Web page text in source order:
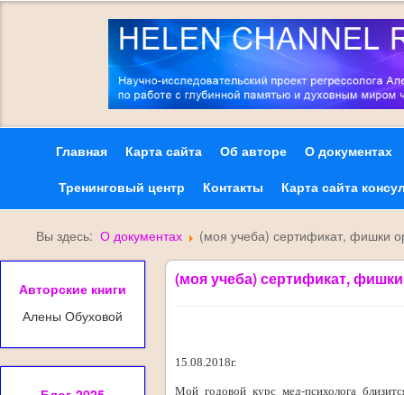
Главная Карта сайта Об авторе
О документах
Тренинговый центр
Контакты Карта сайта
Вы здесь: О документах (моя учеба) сертификат, фишки
Авторские книги
Алены Обуховой
(моя учеба) сертификат,
15.08.2018г.
Мой годовой курс мед-психолога